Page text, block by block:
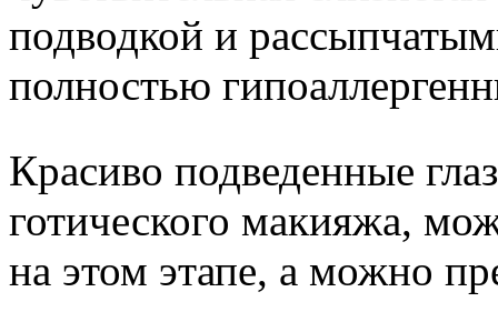
подводкой и
полностью
Красиво подведенные
готического макияжа,
на этом этапе, а можно